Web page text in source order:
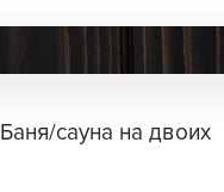
Баня/сауна на двоих